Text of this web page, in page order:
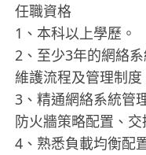
任職資格
1、本科以上學歷。
2、至少3年的網絡
維護流程及管理制度
3、精通網絡系統管
防火牆策略配置、交
4、熟悉負載均衡配